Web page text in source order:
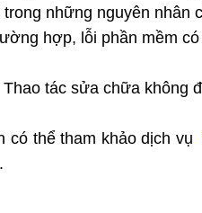
những nguyên nhân
hợp, lỗi phần mềm
tác sửa chữa không
có thể tham khảo dịch vụ